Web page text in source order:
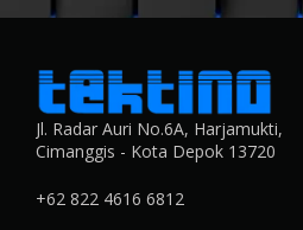
Jl. Radar Auri No.6A, Harjamukti,
Cimanggis - Kota Depok 13720
+62 822 4616 6812